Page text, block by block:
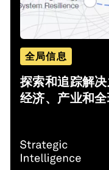
全局信息
探索和追踪解
经济、产业和